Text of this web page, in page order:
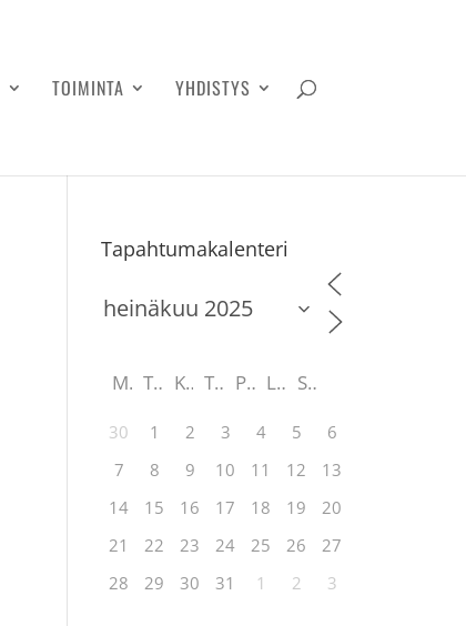
TOIMINTA YHDISTYS
Tapahtumakalenteri
M T K T P L S
30 1 2 3 4 5
6
7
8 9 10 11 12
13
14
15 16 17 18 19
20
21
22 23 24 25 26
27
28
29 30 31 1 2 3